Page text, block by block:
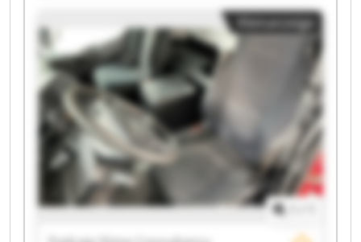
Consultancy Padraig Shine Consultancy Padraig
Shine Consultancy Padraig Shine Consultancy
Padraig Shine Consultancy Padraig Shine
Consultancy Padraig Shine Consultancy Padraig
Shine Consultancy Padraig Shine Consultancy
Padraig Shine Consultancy Padraig Shine
Consultancy Padraig Shine Consultancy Padraig
Shine Consultancy Padraig Shine Consultancy
Kleinanzeige